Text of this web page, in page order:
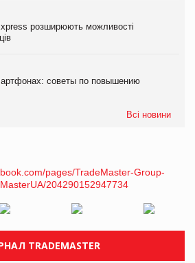
розширюють можливості
советы по повышению
Всі новини
TRADEMASTER